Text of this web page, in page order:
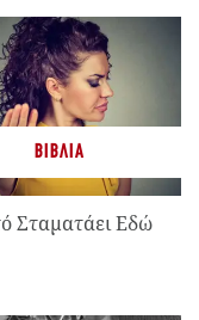
ΒΙΒΛΊΑ
Σταματάει Εδώ